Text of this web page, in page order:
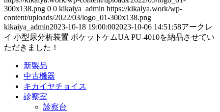
300x138.png 0 0 kikaiya_admin https://kikaiya.work/wp-
content/uploads/2022/03/logo_01-300x138.png
kikaiya_admin2023-10-18 19:00:002023-10-06 14:51:58アークレ
イ 小型尿分析装置 ポケットケムUA PU-4010を納品させてい
ただきました！
新製品
中古機器
キカイヤチョイス
診察室
診察台